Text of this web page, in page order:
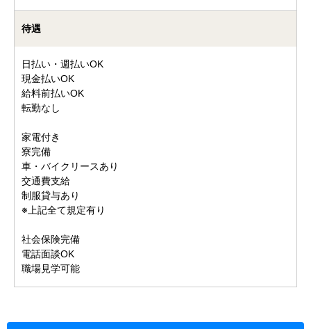
待遇
日払い・週払いOK
現金払いOK
給料前払いOK
転勤なし
家電付き
寮完備
車・バイクリースあり
交通費支給
制服貸与あり
※上記全て規定有り
社会保険完備
電話面談OK
職場見学可能